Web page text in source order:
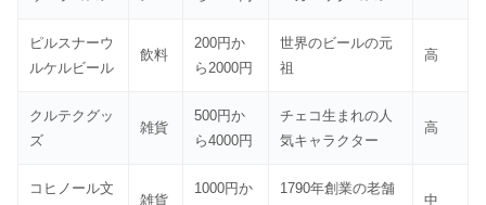
ピルスナーウ
ルケルビール
飲料
200円か
ら2000円
世界のビールの元
祖
高
クルテクグッ
ズ
雑貨
500円か
ら4000円
チェコ生まれの人
気キャラクター
高
コヒノール文
雑貨
1000円か 1790年創業の老舗
中